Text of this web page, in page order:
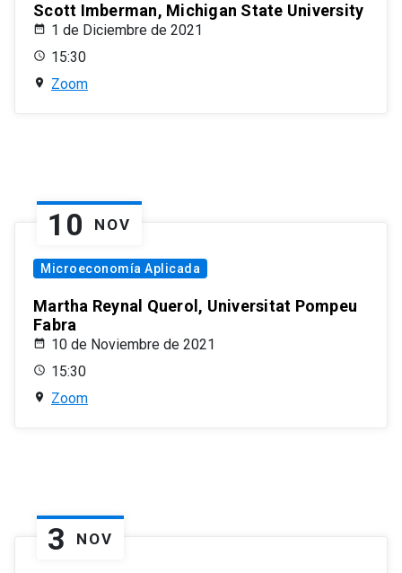
Scott Imberman, Michigan State University
1 de Diciembre de 2021
15:30
Zoom
10 NOV
Microeconomía Aplicada
Martha Reynal Querol, Universitat Pompeu
Fabra
10 de Noviembre de 2021
15:30
Zoom
3 NOV